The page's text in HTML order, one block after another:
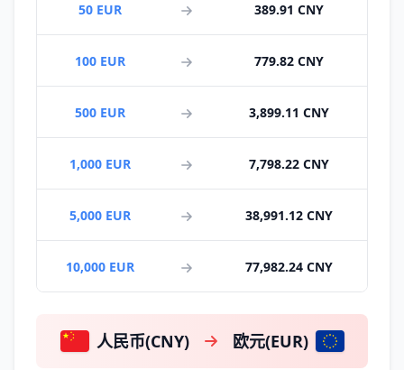
50 EUR 389.91 CNY
100 EUR 779.82 CNY
500 EUR 3,899.11 CNY
1,000 EUR 7,798.22 CNY
5,000 EUR 38,991.12 CNY
10,000 EUR 77,982.24 CNY
人民币(CNY) 欧元(EUR)